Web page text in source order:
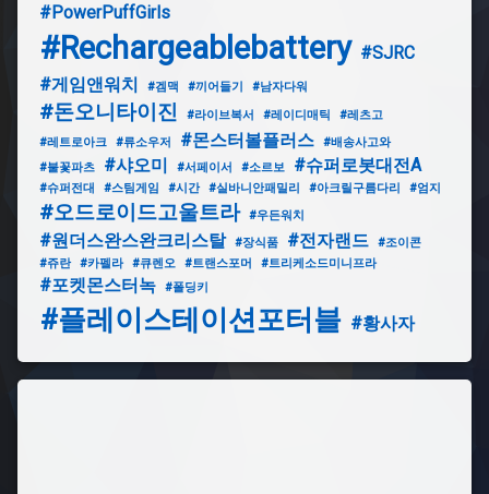
#PowerPuffGirls
#Rechargeablebattery #SJRC
#게임앤워치
#겜맥 #끼어들기 #남자다워
#돈오니타이진 #라이브복서 #레이디매틱
#레츠고
#레트로아크
#류소우저 #몬스터볼플러스
#배송사고와
#불꽃파츠
#샤오미 #서페이서 #소르보 #슈퍼로봇대전A
#슈퍼전대 #스팀게임 #시간 #실바니안패밀리 #아크릴구름다리 #엄지
#오드로이드고울트라 #우든워치
#원더스완스완크리스탈 #장식품 #전자랜드
#조이콘
#쥬란
#카펠라 #큐렌오 #트랜스포머 #트리케소드미니프라
#포켓몬스터녹 #폴딩키
#플레이스테이션포터블 #황사자